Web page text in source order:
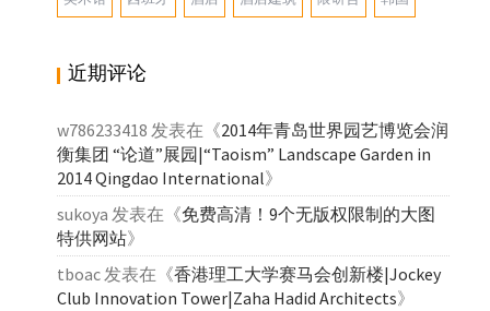
近期评论
w786233418 发表在《2014年青岛世界园艺博览会润
衡集团 “论道”展园|“Taoism” Landscape Garden in
2014 Qingdao International》
sukoya 发表在《免费高清！9个无版权限制的大图
特供网站》
tboac发表在《香港理工大学赛马会创新楼|Jockey
Club Innovation Tower|Zaha Hadid Architects》